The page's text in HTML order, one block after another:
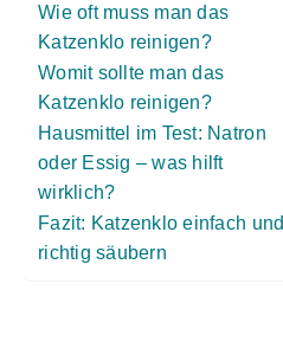
Wie oft muss man das
Katzenklo reinigen?
Womit sollte man das
Katzenklo reinigen?
Hausmittel im Test: Natron
oder Essig – was hilft
wirklich?
Fazit: Katzenklo einfach und
richtig säubern